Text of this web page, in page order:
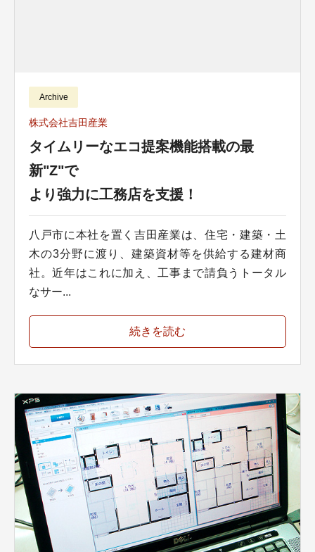
Archive
株式会社吉田産業
タイムリーなエコ提案機能搭載の最
新"Z"で
より強力に工務店を支援！
八戸市に本社を置く吉田産業は、住宅・建築・土
木の3分野に渡り、建築資材等を供給する建材商
社。近年はこれに加え、工事まで請負うトータル
なサー...
続きを読む